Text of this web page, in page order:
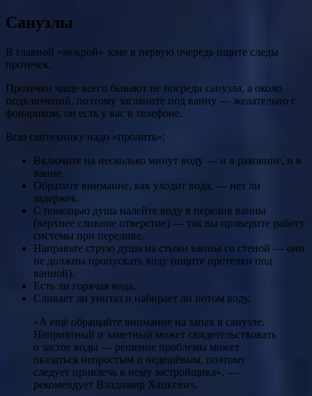
Санузлы
В главной «мокрой» зоне в первую очередь ищите следы
протечек.
Протечки чаще всего бывают не посреди санузла, а около
подключений, поэтому загляните под ванну — желательно с
фонариком, он есть у вас в телефоне.
Всю сантехнику надо «пролить»:
Включите на несколько минут воду — и в раковине, и в
ванне.
Обратите внимание, как уходит вода, — нет ли
задержек.
С помощью душа налейте воду в перелив ванны
(верхнее сливное отверстие) — так вы проверите работу
системы при переливе.
Направьте струю душа на стыки ванны со стеной — они
не должны пропускать воду (ищите протечки под
ванной).
Есть ли горячая вода.
Сливает ли унитаз и набирает ли потом воду.
«А ещё обращайте внимание на запах в санузле.
Неприятный и заметный может свидетельствовать
о застое воды — решение проблемы может
оказаться непростым и недешёвым, поэтому
следует привлечь к нему застройщика», —
рекомендует Владимир Хацкевич.